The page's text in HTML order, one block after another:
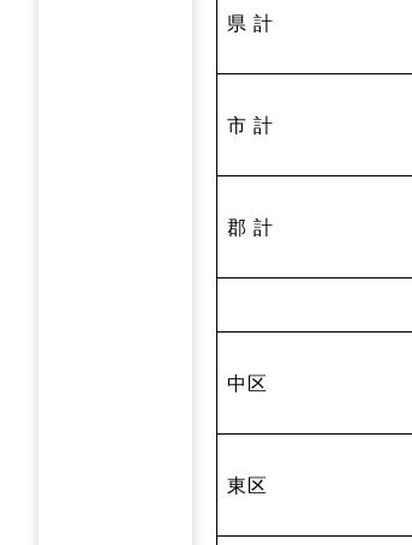
県 計
市 計
郡 計
中区
東区